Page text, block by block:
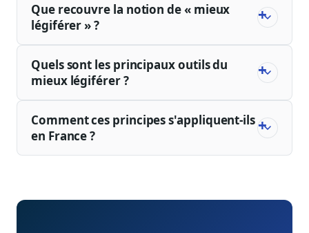
Que recouvre la notion de « mieux
légiférer » ?
Quels sont les principaux outils du
mieux légiférer ?
Comment ces principes s'appliquent-ils
en France ?